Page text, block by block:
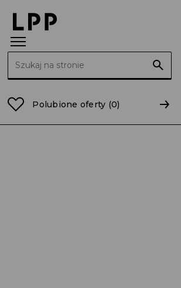
Polubione oferty (0)
Strona główna 2016